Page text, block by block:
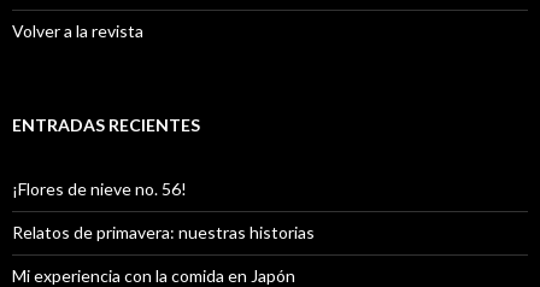
Volver a la revista
ENTRADAS RECIENTES
¡Flores de nieve no. 56!
Relatos de primavera: nuestras historias
Mi experiencia con la comida en Japón